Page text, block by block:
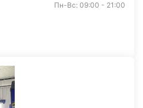
Пн-Вс: 09:00 - 21:00